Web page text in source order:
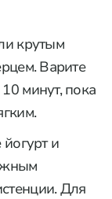
крутым
Варите
минут, пока
и
Для